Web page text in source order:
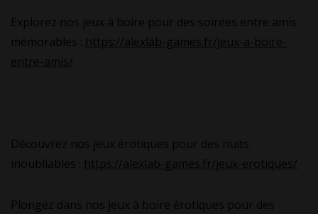
Explorez nos jeux à boire pour des soirées entre amis
mémorables : https://alexlab-games.fr/jeux-a-boire-
entre-amis/
Découvrez nos jeux érotiques pour des nuits
inoubliables : https://alexlab-games.fr/jeux-erotiques/
Plongez dans nos jeux à boire érotiques pour des